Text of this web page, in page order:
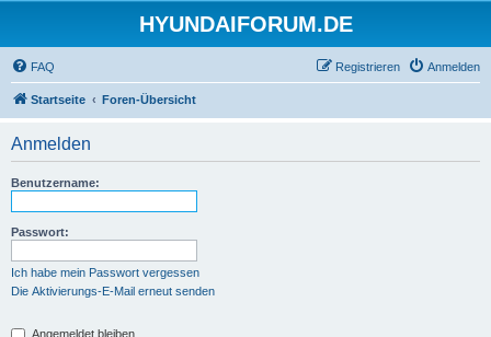
HYUNDAIFORUM.DE
FAQ Anmelden
Registrieren
Startseite Foren-Übersicht
Anmelden
Benutzername:
Passwort:
Ich habe mein Passwort vergessen
Die Aktivierungs-E-Mail erneut senden
Angemeldet bleiben